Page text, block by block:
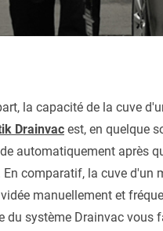
la capacité de la cuve
Drainvac est, en quelque
automatiquement après
En comparatif, la cuve d'un
manuellement et
du système Drainvac vous